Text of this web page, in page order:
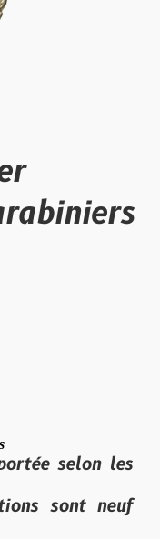
selon les
sont neuf